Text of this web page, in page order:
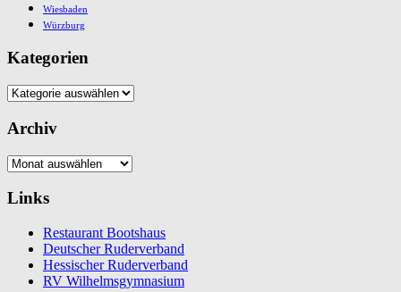
Wiesbaden
Würzburg
Kategorien
Kategorien
Archiv
Archiv
Links
Restaurant Bootshaus
Deutscher Ruderverband
Hessischer Ruderverband
RV Wilhelmsgymnasium